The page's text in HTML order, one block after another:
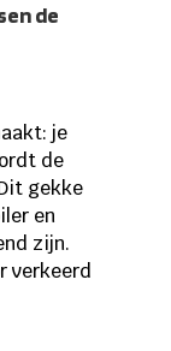
de
je
de
gekke
en
zijn.
verkeerd